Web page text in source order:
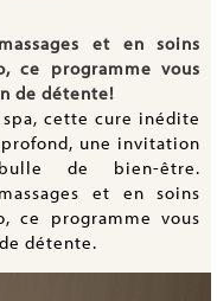
et en soins
ce programme vous
de détente!
cette cure inédite
une invitation
de bien-être.
et en soins
ce programme vous
détente.